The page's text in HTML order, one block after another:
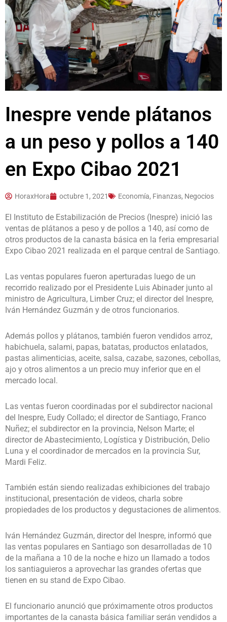
Inespre vende plátanos
a un peso y pollos a 140
en Expo Cibao 2021
HoraxHora octubre 1, 2021 Economía, Finanzas, Negocios
El Instituto de Estabilización de Precios (Inespre) inició las
ventas de plátanos a peso y de pollos a 140, así como de
otros productos de la canasta básica en la feria empresarial
Expo Cibao 2021 realizada en el parque central de Santiago.
Las ventas populares fueron aperturadas luego de un
recorrido realizado por el Presidente Luis Abinader junto al
ministro de Agricultura, Limber Cruz; el director del Inespre,
Iván Hernández Guzmán y de otros funcionarios.
Además pollos y plátanos, también fueron vendidos arroz,
habichuela, salami, papas, batatas, productos enlatados,
pastas alimenticias, aceite, salsa, cazabe, sazones, cebollas,
ajo y otros alimentos a un precio muy inferior que en el
mercado local.
Las ventas fueron coordinadas por el subdirector nacional
del Inespre, Eudy Collado; el director de Santiago, Franco
Nuñez; el subdirector en la provincia, Nelson Marte; el
director de Abastecimiento, Logística y Distribución, Delio
Luna y el coordinador de mercados en la provincia Sur,
Mardi Feliz.
También están siendo realizadas exhibiciones del trabajo
institucional, presentación de videos, charla sobre
propiedades de los productos y degustaciones de alimentos.
Iván Hernández Guzmán, director del Inespre, informó que
las ventas populares en Santiago son desarrolladas de 10
de la mañana a 10 de la noche e hizo un llamado a todos
los santiaguieros a aprovechar las grandes ofertas que
tienen en su stand de Expo Cibao.
El funcionario anunció que próximamente otros productos
importantes de la canasta básica familiar serán vendidos a